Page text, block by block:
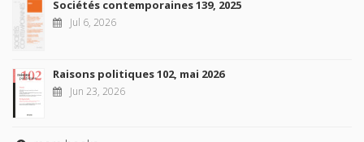
Sociétés contemporaines 139, 2025
Jul 6, 2026
Raisons politiques 102, mai 2026
Jun 23, 2026